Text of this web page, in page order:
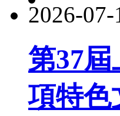
2026-07-
第37
項特色